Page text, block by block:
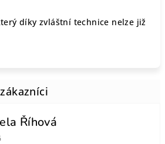
díky zvláštní technice nelze již
Říhová
obchodu je 5 z 5 hvězdiček.